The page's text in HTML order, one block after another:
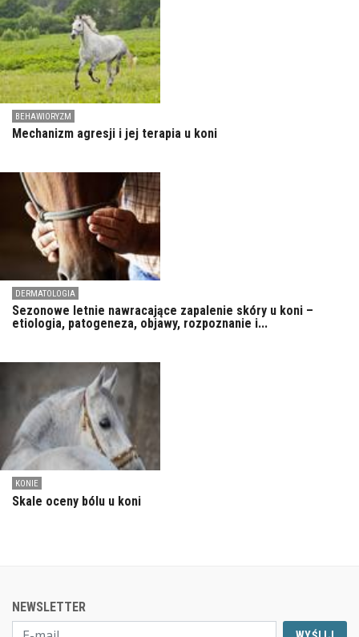
BEHAWIORYZM
Mechanizm agresji i jej terapia u koni
DERMATOLOGIA
Sezonowe letnie nawracające zapalenie skóry u koni –
etiologia, patogeneza, objawy, rozpoznanie i...
KONIE
Skale oceny bólu u koni
NEWSLETTER